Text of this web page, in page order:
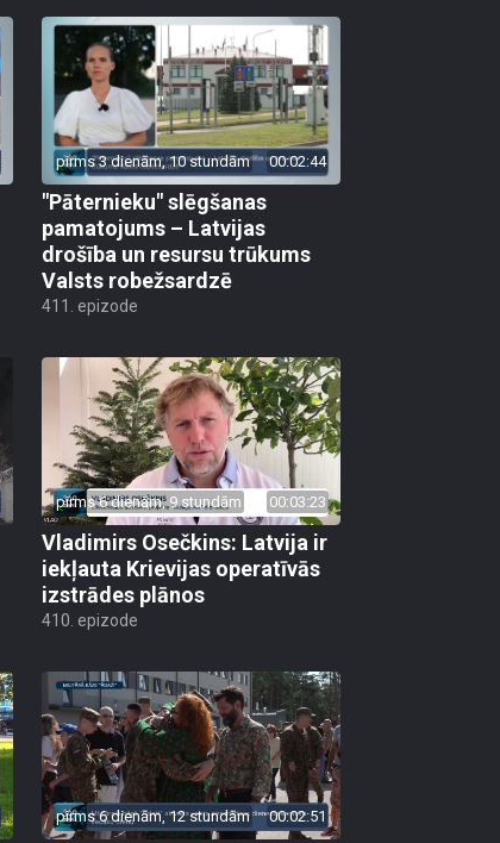
pirms 3 dienām, 10 stundām 00:02:44
"Pāternieku" slēgšanas
pamatojums – Latvijas
drošība un resursu trūkums
Valsts robežsardzē
411. epizode
pirms 6 dienām, 9 stundām 00:03:23
Vladimirs Osečkins: Latvija ir
iekļauta Krievijas operatīvās
izstrādes plānos
410. epizode
pirms 6 dienām, 12 stundām 00:02:51